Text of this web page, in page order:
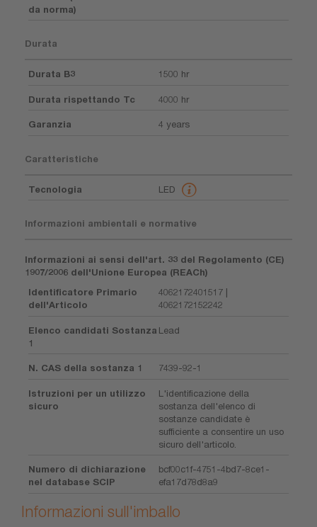
da norma)
Durata
Durata B3 1500 hr
Durata rispettando Tc 4000 hr
Garanzia 4 years
Caratteristiche
Tecnologia LED
Informazioni ambientali e normative
Informazioni ai sensi dell'art. 33 del Regolamento (CE)
1907/2006 dell'Unione Europea (REACh)
Identificatore Primario
dell'Articolo
4062172401517 |
4062172152242
Elenco candidati Sostanza
1
Lead
N. CAS della sostanza 1 7439-92-1
Istruzioni per un utilizzo
sicuro
L'identificazione della
sostanza dell'elenco di
sostanze candidate è
sufficiente a consentire un uso
sicuro dell'articolo.
Numero di dichiarazione
nel database SCIP
bcf00c1f-4751-4bd7-8ce1-
efa17d78d8a9
Informazioni sull'imballo